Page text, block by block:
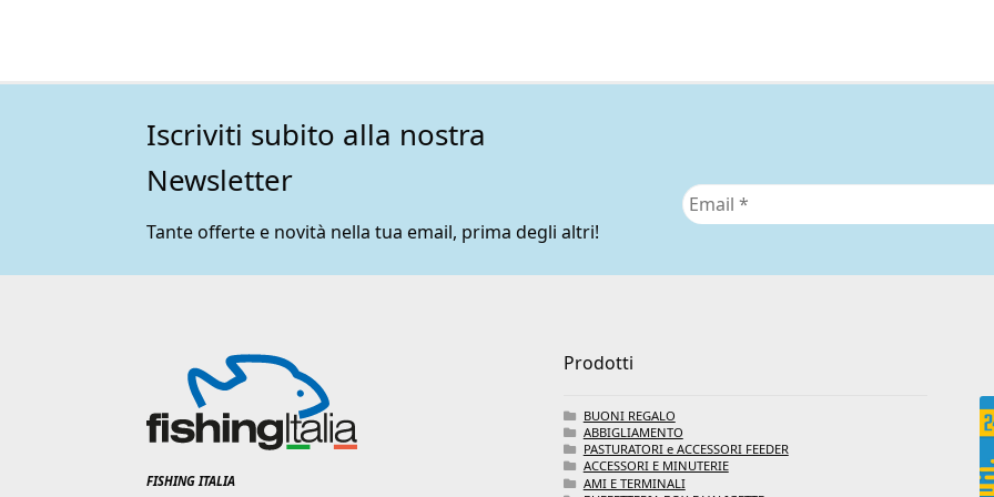
Iscriviti subito alla nostra
Newsletter
Tante offerte e novità nella tua email, prima degli altri!
FISHING ITALIA
Prodotti
BUONI REGALO
ABBIGLIAMENTO
PASTURATORI e ACCESSORI FEEDER
ACCESSORI E MINUTERIE
AMI E TERMINALI